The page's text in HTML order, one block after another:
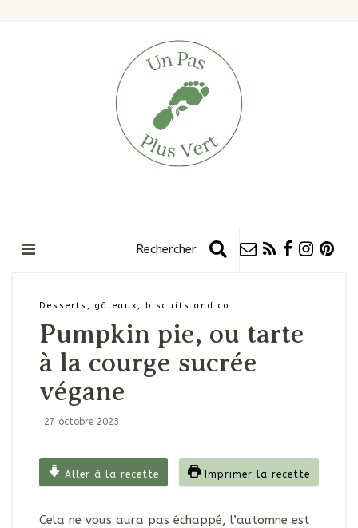
Desserts, gâteaux, biscuits and co
Pumpkin pie, ou tarte
à la courge sucrée
végane
27 octobre 2023
Aller à la recette Imprimer la recette
Cela ne vous aura pas échappé, l’automne est